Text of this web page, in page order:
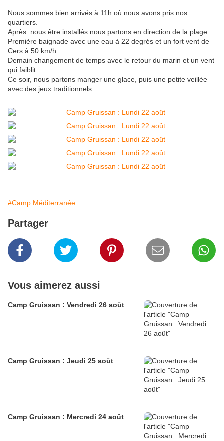
Nous sommes bien arrivés à 11h où nous avons pris nos
quartiers.
Après nous être installés nous partons en direction de la plage.
Première baignade avec une eau à 22 degrés et un fort vent de
Cers à 50 km/h.
Demain changement de temps avec le retour du marin et un vent
qui faiblit.
Ce soir, nous partons manger une glace, puis une petite veillée
avec des jeux traditionnels.
#Camp Méditerranée
Partager
Vous aimerez aussi
Camp Gruissan : Vendredi 26 août
Camp Gruissan : Jeudi 25 août
Camp Gruissan : Mercredi 24 août